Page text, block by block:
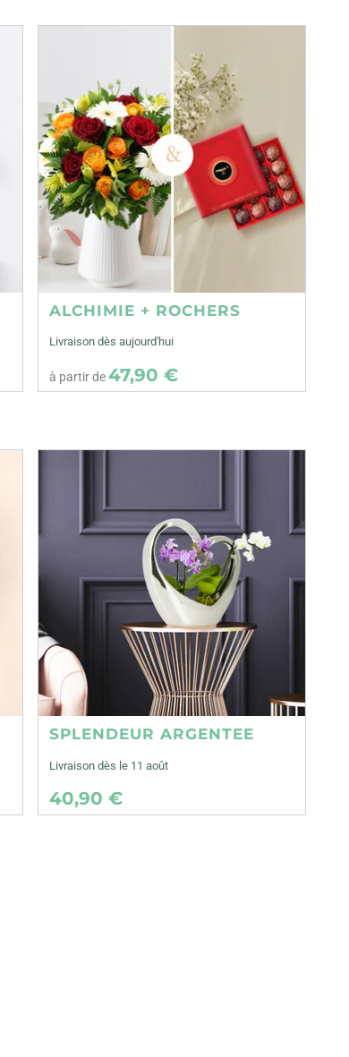
ALCHIMIE + ROCHERS
Livraison dès aujourd'hui
à partir de47,90 €
SPLENDEUR ARGENTEE
Livraison dès le 11 août
40,90 €